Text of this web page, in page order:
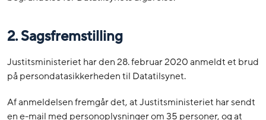
2. Sagsfremstilling
Justitsministeriet har den 28. februar 2020 anmeldt et brud
på persondatasikkerheden til Datatilsynet.
Af anmeldelsen fremgår det, at Justitsministeriet har sendt
en e-mail med personoplysninger om 35 personer, og at